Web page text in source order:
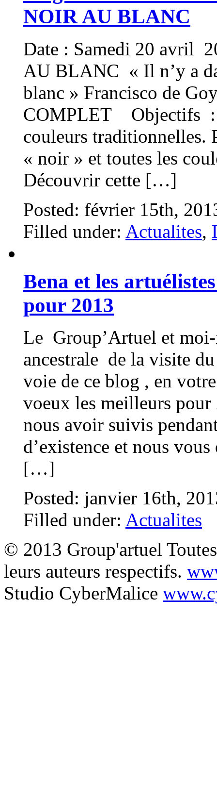
NOIR AU BLANC
Date : Samedi 20 avril
AU BLANC « Il n’y a
blanc » Francisco de
COMPLET Objectifs :
couleurs traditionnelles.
« noir » et toutes les
Découvrir cette […]
Posted: février 15th,
Filled under: Actualites,
Bena et les
pour 2013
Le Group’Artuel et
ancestrale de la visite
voie de ce blog , en
voeux les meilleurs
nous avoir suivis
d’existence et nous
[…]
Posted: janvier 16th,
Filled under: Actualites
© 2013 Group'artuel
leurs auteurs respectifs.
Studio CyberMalice